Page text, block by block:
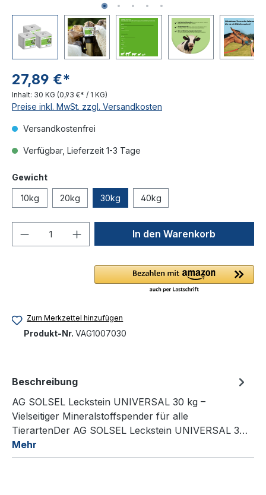
27,89 €*
Inhalt: 30 KG (0,93 €* / 1 KG)
Preise inkl. MwSt. zzgl. Versandkosten
Versandkostenfrei
Verfügbar, Lieferzeit 1-3 Tage
Gewicht
10kg 20kg 30kg 40kg
Produkt Anzahl: Gib denIn den Warenkorb
Zum Merkzettel hinzufügen
Produkt-Nr. VAG1007030
Beschreibung
AG SOLSEL Leckstein UNIVERSAL 30 kg –
Vielseitiger Mineralstoffspender für alle
TierartenDer AG SOLSEL Leckstein UNIVERSAL 3…
Mehr